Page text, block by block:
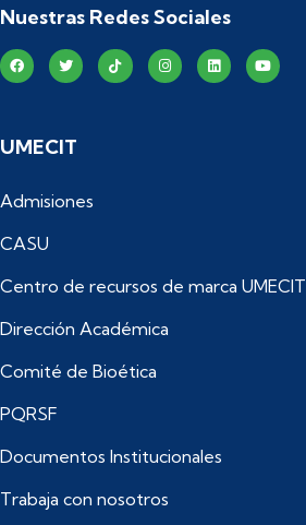
Nuestras Redes Sociales
UMECIT
Admisiones
CASU
Centro de recursos de marca UMECIT
Dirección Académica
Comité de Bioética
PQRSF
Documentos Institucionales
Trabaja con nosotros